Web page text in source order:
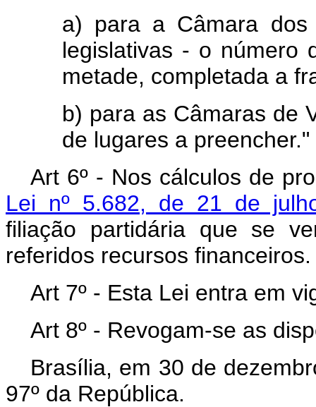
a) para a Câmara dos
legislativas - o número
metade, completada a
b) para as Câmaras de
de lugares a preencher."
Art 6º - Nos cálculos de
Lei nº 5.682, de 21 de
filiação partidária que se
referidos recursos financeiros.
Art 7º - Esta Lei entra em
Art 8º - Revogam-se as
Brasília, em 30 de
97º da República.